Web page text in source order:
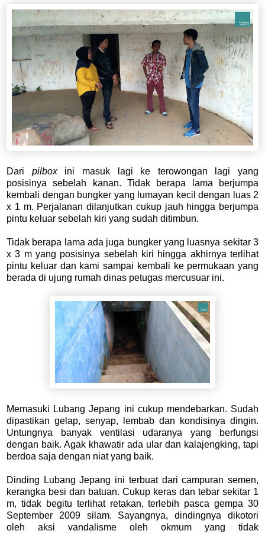
Dari pilboxini masuk lagi ke terowongan lagi yang
posisinya sebelah kanan. Tidak berapa lama berjumpa
kembali dengan bungker yang lumayan kecil dengan luas 2
x 1 m. Perjalanan dilanjutkan cukup jauh hingga berjumpa
pintu keluar sebelah kiri yang sudah ditimbun.
Tidak berapa lama ada juga bungker yang luasnya sekitar 3
x 3 m yang posisinya sebelah kiri hingga akhirnya terlihat
pintu keluar dan kami sampai kembali ke permukaan yang
berada di ujung rumah dinas petugas mercusuar ini.
Memasuki Lubang Jepang ini cukup mendebarkan. Sudah
dipastikan gelap, senyap, lembab dan kondisinya dingin.
Untungnya banyak ventilasi udaranya yang berfungsi
dengan baik. Agak khawatir ada ular dan kalajengking, tapi
berdoa saja dengan niat yang baik.
Dinding Lubang Jepang ini terbuat dari campuran semen,
kerangka besi dan batuan. Cukup keras dan tebar sekitar 1
m, tidak begitu terlihat retakan, terlebih pasca gempa 30
September 2009 silam. Sayangnya, dindingnya dikotori
oleh aksi vandalisme oleh okmum yang tidak